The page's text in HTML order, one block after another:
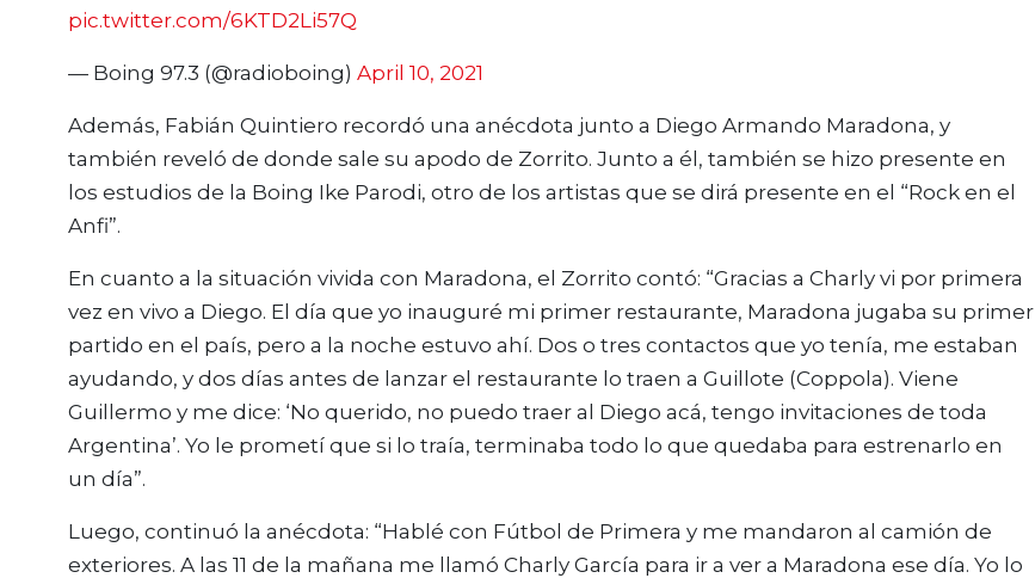
pic.twitter.com/6KTD2Li57Q
— Boing 97.3 (@radioboing) April 10, 2021
Además, Fabián Quintiero recordó una anécdota junto a Diego Armando Maradona, y
también reveló de donde sale su apodo de Zorrito. Junto a él, también se hizo presente en
los estudios de la Boing Ike Parodi, otro de los artistas que se dirá presente en el “Rock en el
Anfi”.
En cuanto a la situación vivida con Maradona, el Zorrito contó: “Gracias a Charly vi por primera
vez en vivo a Diego. El día que yo inauguré mi primer restaurante, Maradona jugaba su primer
partido en el país, pero a la noche estuvo ahí. Dos o tres contactos que yo tenía, me estaban
ayudando, y dos días antes de lanzar el restaurante lo traen a Guillote (Coppola). Viene
Guillermo y me dice: ‘No querido, no puedo traer al Diego acá, tengo invitaciones de toda
Argentina’. Yo le prometí que si lo traía, terminaba todo lo que quedaba para estrenarlo en
un día”.
Luego, continuó la anécdota: “Hablé con Fútbol de Primera y me mandaron al camión de
exteriores. A las 11 de la mañana me llamó Charly García para ir a ver a Maradona ese día. Yo lo